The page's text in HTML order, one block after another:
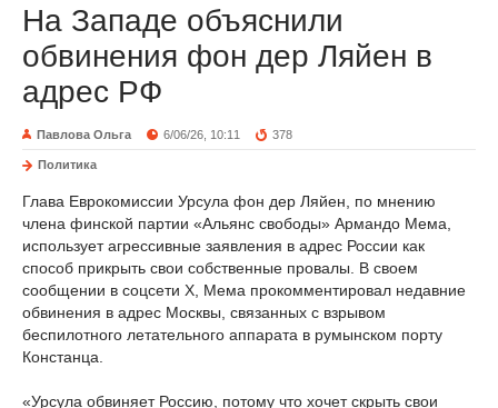
На Западе объяснили
обвинения фон дер Ляйен в
адрес РФ
Павлова Ольга 6/06/26, 10:11 378
Политика
Глава Еврокомиссии Урсула фон дер Ляйен, по мнению
члена финской партии «Альянс свободы» Армандо Мема,
использует агрессивные заявления в адрес России как
способ прикрыть свои собственные провалы. В своем
сообщении в соцсети Х, Мема прокомментировал недавние
обвинения в адрес Москвы, связанных с взрывом
беспилотного летательного аппарата в румынском порту
Констанца.
«Урсула обвиняет Россию, потому что хочет скрыть свои